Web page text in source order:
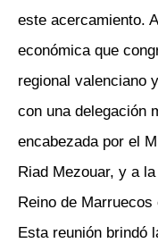
este acercamiento.
económica que
regional valenciano
con una delegación
encabezada por el
Riad Mezouar, y a
Reino de
Esta reunión brindó